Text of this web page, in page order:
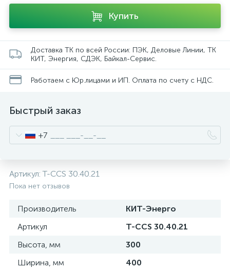
Купить
Доставка ТК по всей России: ПЭК, Деловые Линии, ТК
КИТ, Энергия, СДЭК, Байкал-Сервис.
Работаем с Юр.лицами и ИП. Оплата по счету с НДС.
Быстрый заказ
+7
Артикул:T-CCS 30.40.21
Пока нет отзывов
Производитель
КИТ-Энерго
Артикул
T-CCS 30.40.21
Высота, мм
300
Ширина, мм
400